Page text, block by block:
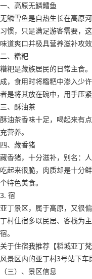
一、高原无鳞鳕鱼
无鳞雪鱼是自热生长在高原
习惯，只是满足游客需要，
味道爽口并极具营养滋补攻
二、糌粑
糌粑是藏族居民的日常主食
成，食用时将糌粑中渗入少
者是将其放在碗中，用手压
三、酥油茶
酥油茶香味十足，喝起来有
充营养。
四、藏香猪
藏香猪，十分滋补，别名：
吃起来很脆，肉质却是十分
个特色美食。
3. 宿
亚丁景区，属于高原，又很
丁村住宿多以民居、客栈为
宿。
关于住宿我推荐【稻城亚丁
风景区内的亚丁村3号站下车
（三）、景区信息